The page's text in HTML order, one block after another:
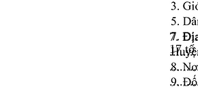
7.
17